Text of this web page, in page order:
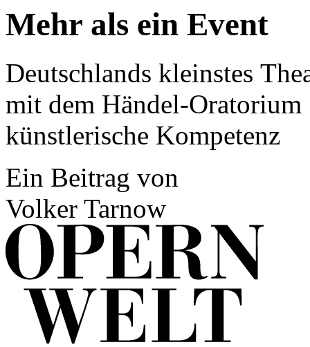
Mehr als ein Event
Deutschlands kleinstes
mit dem Händel-Oratorium
künstlerische Kompetenz
Ein Beitrag von
Volker Tarnow